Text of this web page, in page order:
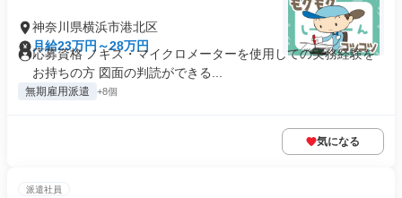
神奈川県横浜市港北区
月給23万円～28万円
応募資格 ノギス・マイクロメーターを使用しての実務経験を
お持ちの方 図面の判読ができる...
無期雇用派遣 +8個
気になる
派遣社員